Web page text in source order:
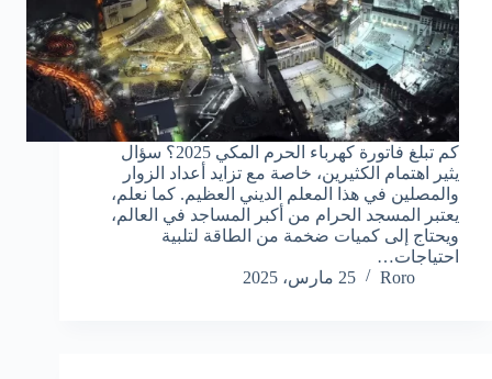
كم تبلغ فاتورة كهرباء الحرم المكي 2025؟ سؤال
يثير اهتمام الكثيرين، خاصة مع تزايد أعداد الزوار
والمصلين في هذا المعلم الديني العظيم. كما نعلم،
يعتبر المسجد الحرام من أكبر المساجد في العالم،
ويحتاج إلى كميات ضخمة من الطاقة لتلبية
احتياجات…
Roro
25 مارس، 2025